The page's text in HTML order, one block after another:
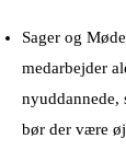
Sager og
medarbejder
nyuddannede,
bør der være